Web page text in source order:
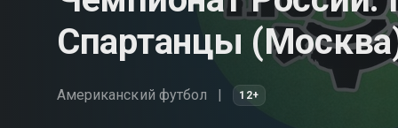
Спартанцы
Американский футбол 12+